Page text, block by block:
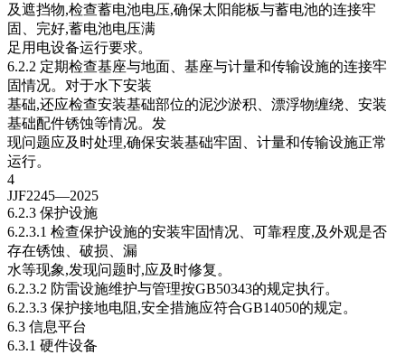
及遮挡物,检查蓄电池电压,确保太阳能板与蓄电池的连接牢
固、完好,蓄电池电压满
足用电设备运行要求。
6.2.2 定期检查基座与地面、基座与计量和传输设施的连接牢
固情况。对于水下安装
基础,还应检查安装基础部位的泥沙淤积、漂浮物缠绕、安装
基础配件锈蚀等情况。发
现问题应及时处理,确保安装基础牢固、计量和传输设施正常
运行。
4
JJF2245—2025
6.2.3 保护设施
6.2.3.1 检查保护设施的安装牢固情况、可靠程度,及外观是否
存在锈蚀、破损、漏
水等现象,发现问题时,应及时修复。
6.2.3.2 防雷设施维护与管理按GB50343的规定执行。
6.2.3.3 保护接地电阻,安全措施应符合GB14050的规定。
6.3 信息平台
6.3.1 硬件设备